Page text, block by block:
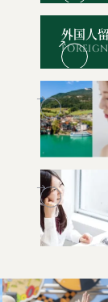
外国人